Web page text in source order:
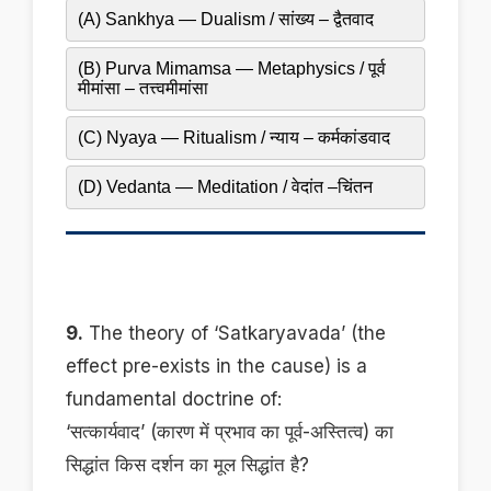
(A) Sankhya — Dualism / सांख्य – द्वैतवाद
(B) Purva Mimamsa — Metaphysics / पूर्व
मीमांसा – तत्त्वमीमांसा
(C) Nyaya — Ritualism / न्याय – कर्मकांडवाद
(D) Vedanta — Meditation / वेदांत –चिंतन
9. The theory of ‘Satkaryavada’ (the
effect pre-exists in the cause) is a
fundamental doctrine of:
‘सत्कार्यवाद’ (कारण में प्रभाव का पूर्व-अस्तित्व) का
सिद्धांत किस दर्शन का मूल सिद्धांत है?